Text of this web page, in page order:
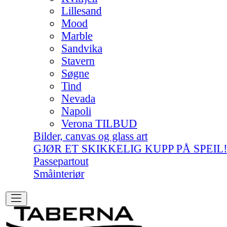
Lillesand
Mood
Marble
Sandvika
Stavern
Søgne
Tind
Nevada
Napoli
Verona TILBUD
Bilder, canvas og glass art
GJØR ET SKIKKELIG KUPP PÅ SPEIL!
Passepartout
Småinteriør
Toggle navigation